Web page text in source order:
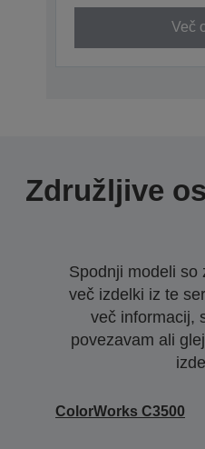
Več
Združljive
Spodnji modeli so
več izdelki iz te
več informacij,
povezavam ali
ColorWorks C3500